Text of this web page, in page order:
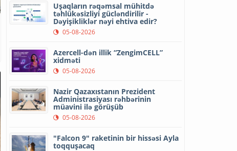
Uşaqların rəqəmsal mühitdə
təhlükəsizliyi gücləndirilir -
Dəyişikliklər nəyi ehtiva edir?
05-08-2026
Azercell-dən illik “ZengimCELL”
xidməti
05-08-2026
Nazir Qazaxıstanın Prezident
Administrasiyası rəhbərinin
müavini ilə görüşüb
05-08-2026
"Falcon 9" raketinin bir hissəsi Ayla
toqquşacaq